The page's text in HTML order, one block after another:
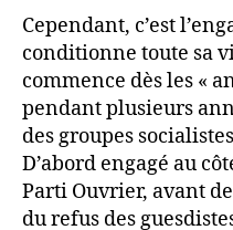
Cependant, c’est
conditionne toute sa
commence dès les «
pendant plusieurs
des groupes
D’abord engagé au
Parti Ouvrier, avant
du refus des